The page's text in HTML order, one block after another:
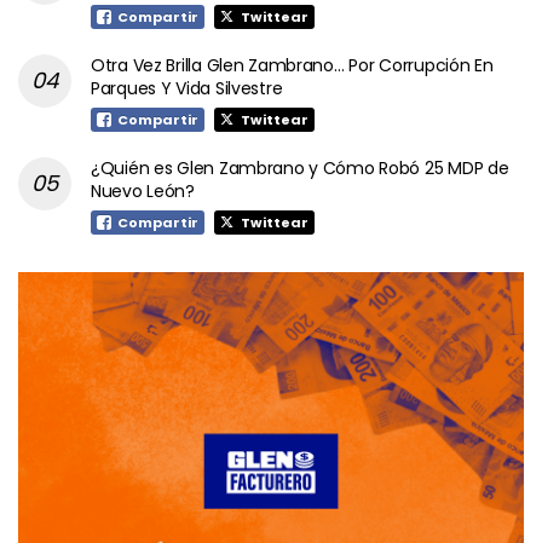
Compartir Twittear
Otra Vez Brilla Glen Zambrano… Por Corrupción En
Parques Y Vida Silvestre
Compartir Twittear
¿Quién es Glen Zambrano y Cómo Robó 25 MDP de
Nuevo León?
Compartir Twittear